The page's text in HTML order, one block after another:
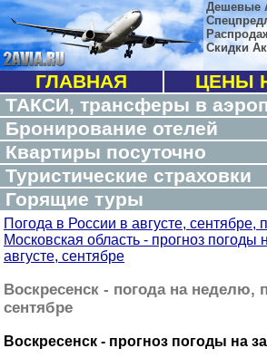
Дешевые
Скидки
ГЛАВНАЯ
ЦЕНЫ
ТАКСИ, трансферы в
Бронирование отелей
Квартиры посуточно
Туристические страховки
Горящие туры
Погода в России в августе, сентябре,
Московская область - прогноз погоды
августе, сентябре
Воскресенск - погода на неделю,
сентябре
Воскресенск - прогноз погоды на